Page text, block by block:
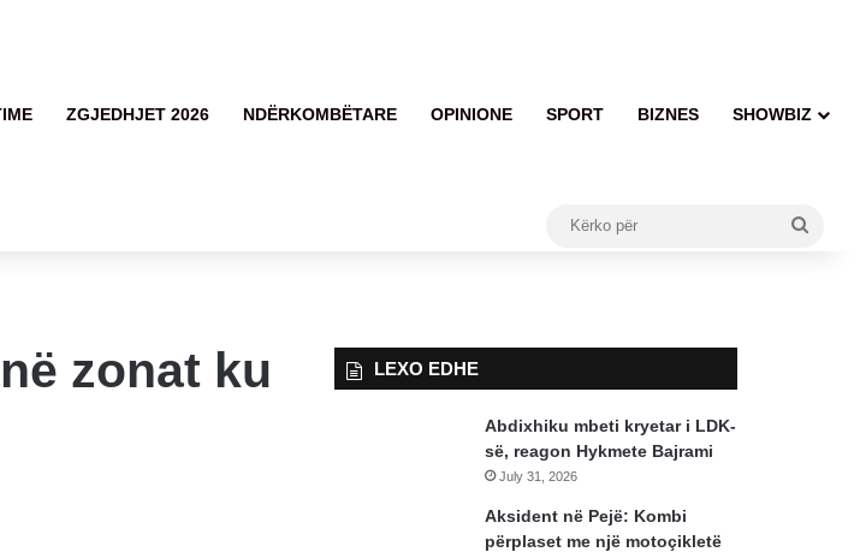
ZGJEDHJET 2026 NDËRKOMBËTARE OPINIONE SPORT BIZNES SHOWBIZ
zonat ku
LEXO EDHE
Abdixhiku mbeti kryetar i LDK-
së, reagon Hykmete Bajrami
July 31, 2026
Aksident në Pejë: Kombi
përplaset me një motoçikletë